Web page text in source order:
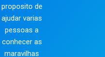
proposito de
ajudar varias
pessoas a
conhecer as
maravilhas